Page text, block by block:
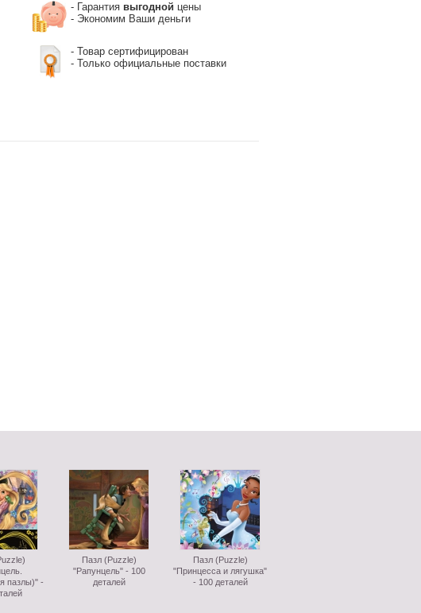
- Гарантия выгодной цены
- Экономим Ваши деньги
- Товар сертифицирован
- Только официальные поставки
пазлы)" -
Пазл (Puzzle)
"Рапунцель" - 100
деталей
Пазл (Puzzle)
"Принцесса и лягушка"
- 100 деталей